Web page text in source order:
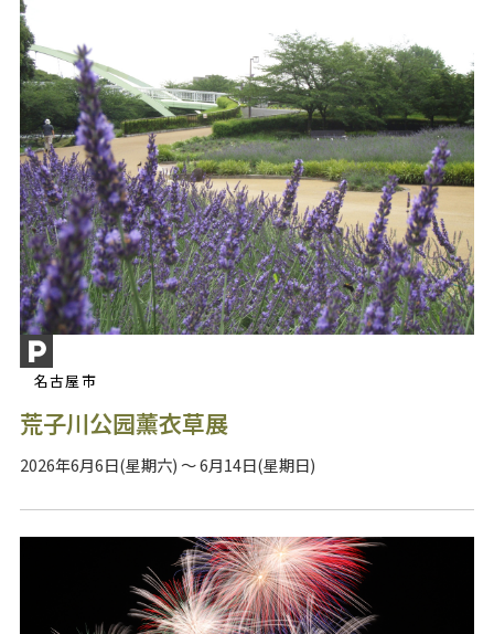
名古屋市
荒子川公园薰衣草展
2026年6月6日(星期六) ～ 6月14日(星期日)